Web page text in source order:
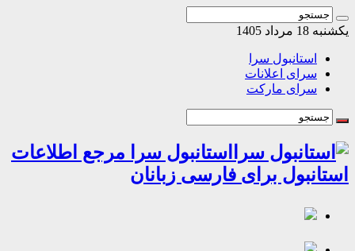
1405
استانبول سرا
سرای اعلانات
سرای مارکت
استانبول سرا مرجع اطلاعات
برای فارسی زبانان